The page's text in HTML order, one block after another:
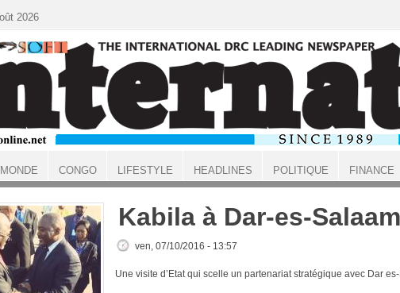
Kabila à Dar-es-Salaam
ven, 07/10/2016 - 13:57
Une visite d’Etat qui scelle un partenariat stratégique avec Dar
2026
MONDE CONGO LIFESTYLE HEADLINES POLITIQUE FINANCE